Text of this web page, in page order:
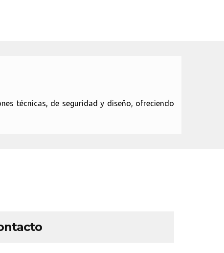
técnicas, de seguridad y diseño, ofreciendo